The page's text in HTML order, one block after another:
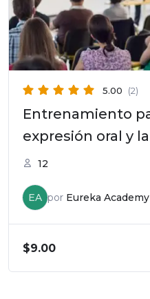
5.00 (2)
Entrenamiento
expresión oral y
12
EA por Eureka Academy
$9.00